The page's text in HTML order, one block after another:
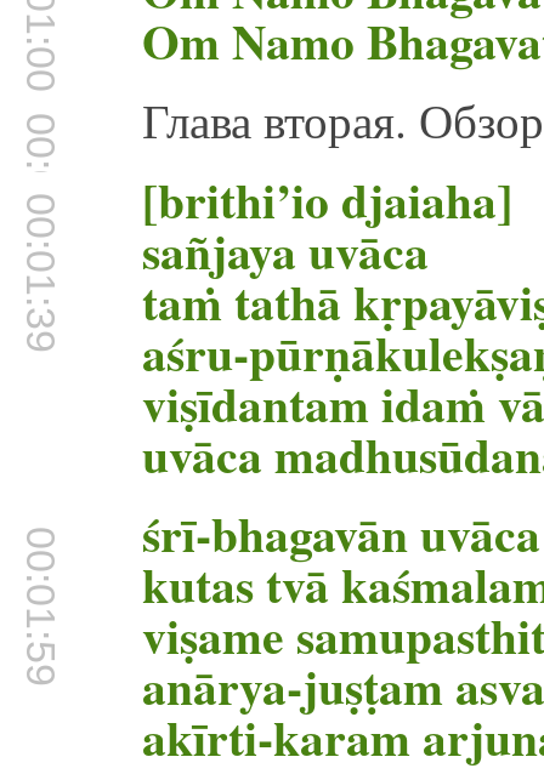
Om Namo
00:01:32 Глава вторая.
00:01:39 [brithi’io djaiaha]
sañjaya uvāca
taṁ tathā
aśru-
viṣīdantam idaṁ
uvāca
00:01:59 śrī-bhagavān uvāca
kutas tvā
viṣame
anārya-juṣṭam
akīrti-karam